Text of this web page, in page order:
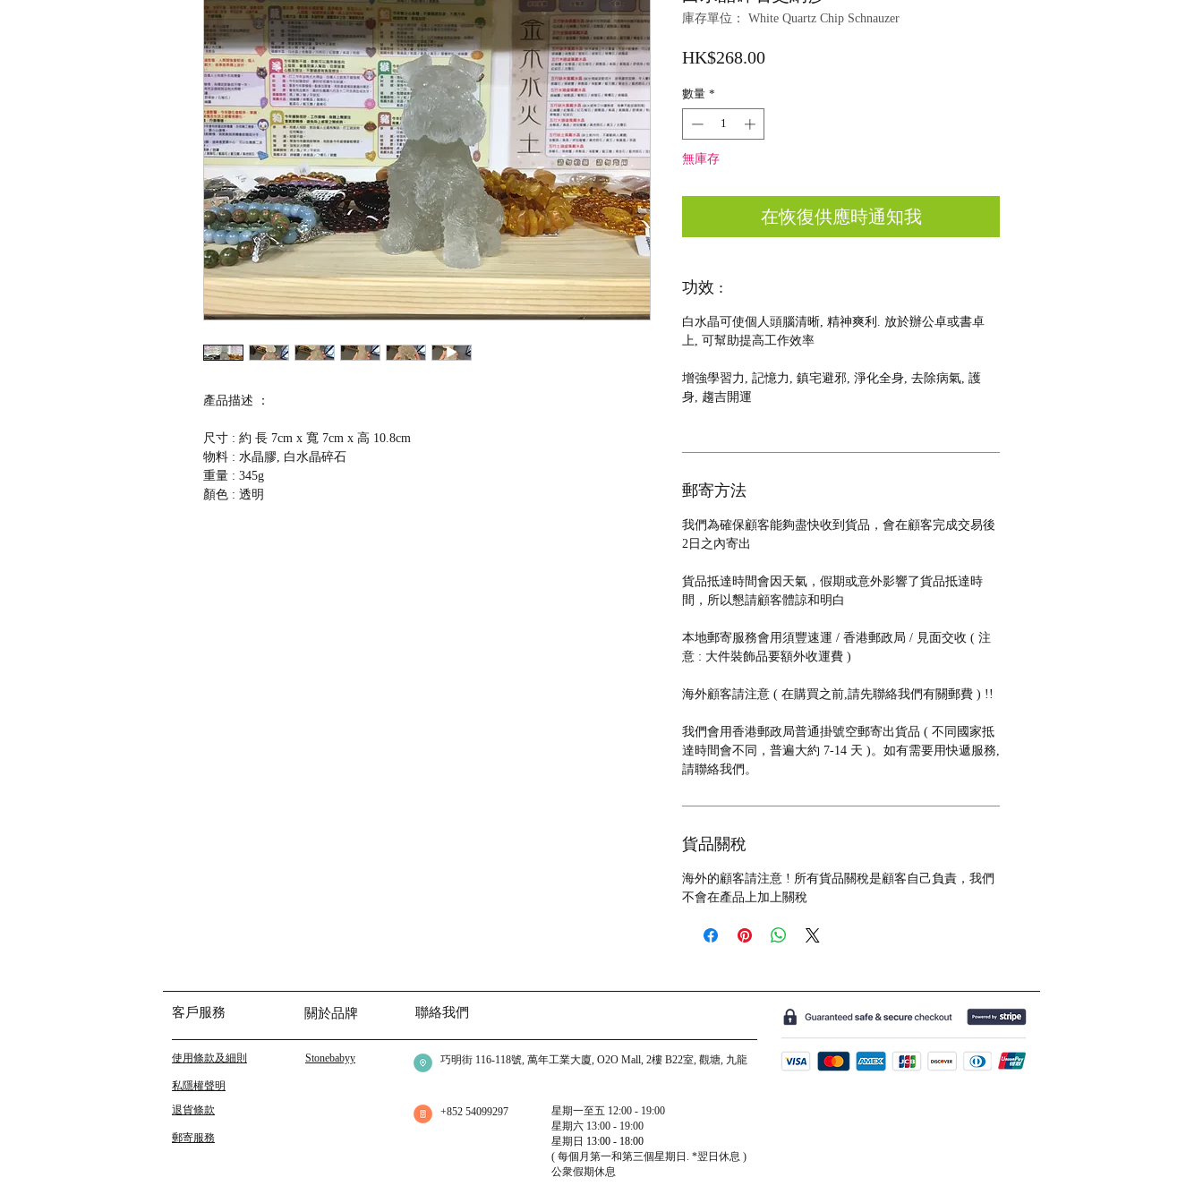
產品描述 ：
尺寸 : 約 長 7cm x 寬 7cm x 高 10.8cm
物料 : 水晶膠, 白水晶碎石
重量 : 345g
顏色 : 透明
庫存單位： White Quartz Chip Schnauzer
HK$268.00價
數量 *
無庫存
在恢復供應時通知我
功效 :
白水晶可使個人頭腦清晰, 精神爽利. 放於辦公卓或書卓
上, 可幫助提高工作效率
增強學習力, 記憶力, 鎮宅避邪, 淨化全身, 去除病氣, 護
身, 趨吉開運
郵寄方法
我們為確保顧客能夠盡快收到貨品，會在顧客完成交易後
2日之內寄出
貨品抵達時間會因天氣，假期或意外影響了貨品抵達時
間，所以懇請顧客體諒和明白
本地郵寄服務會用須豐速運 / 香港郵政局 / 見面交收 ( 注
意 : 大件裝飾品要額外收運費 )
海外顧客請注意 ( 在購買之前,請先聯絡我們有關郵費 ) !!
我們會用香港郵政局普通掛號空郵寄出貨品 ( 不同國家抵
達時間會不同，普遍大約 7-14 天 )。如有需要用快遞服務,
請聯絡我們。
貨品關稅
海外的顧客請注意 ! 所有貨品關稅是顧客自己負責，我們
不會在產品上加上關稅
客戶服務 關於品牌 聯絡我們
使用條款及細則 巧明街 116-118號, 萬年工業大廈, O2O Mall, 2樓 B22室, 觀塘, 九龍
Stonebabyy
私隱權聲明
退貨條款
郵寄服務
+852 54099297
星期一至五 12:00 - 19:00
星期六 13:00 - 19:00
星期日 13:00 - 18:00
( 每個月第一和第三個星期日. *翌日休息 )
公衆假期休息